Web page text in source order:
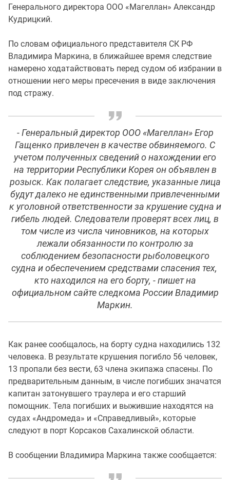
Генерального директора ООО «Магеллан» Александр
Кудрицкий.
По словам официального представителя СК РФ
Владимира Маркина, в ближайшее время следствие
намерено ходатайствовать перед судом об избрании в
отношении него меры пресечения в виде заключения
под стражу.
- Генеральный директор ООО «Магеллан» Егор
Гащенко привлечен в качестве обвиняемого. С
учетом полученных сведений о нахождении его
на территории Республики Корея он объявлен в
розыск. Как полагает следствие, указанные лица
будут далеко не единственными привлеченными
к уголовной ответственности за крушение судна и
гибель людей. Следователи проверят всех лиц, в
том числе из числа чиновников, на которых
лежали обязанности по контролю за
соблюдением безопасности рыболовецкого
судна и обеспечением средствами спасения тех,
кто находился на его борту, - пишет на
официальном сайте следкома России Владимир
Маркин.
Как ранее сообщалось, на борту судна находились 132
человека. В результате крушения погибло 56 человек,
13 пропали без вести, 63 члена экипажа спасены. По
предварительным данным, в числе погибших значатся
капитан затонувшего траулера и его старший
помощник. Тела погибших и выжившие находятся на
судах «Андромеда» и «Справедливый», которые
следуют в порт Корсаков Сахалинской области.
В сообщении Владимира Маркина также сообщается: